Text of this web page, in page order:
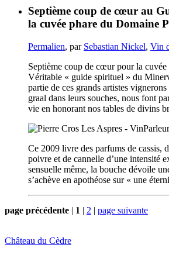
Septième coup de cœur au
la cuvée phare du Domaine
Permalien, par Sebastian Nickel, Vin
Septième coup de cœur pour la cuvée
Véritable « guide spirituel » du
partie de ces grands artistes
graal dans leurs souches, nous font
vie en honorant nos tables de divins
Ce 2009 livre des parfums de cassis,
poivre et de cannelle d’une intensité
sensuelle même, la bouche dévoile
s’achève en apothéose sur « une
page précédente | 1 | 2 | page suivante
Château du Cèdre